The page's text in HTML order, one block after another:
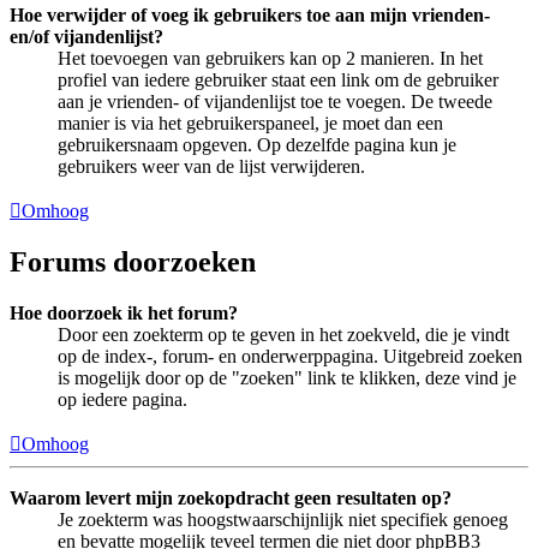
Hoe verwijder of voeg ik gebruikers toe aan mijn vrienden-
en/of vijandenlijst?
Het toevoegen van gebruikers kan op 2 manieren. In het
profiel van iedere gebruiker staat een link om de gebruiker
aan je vrienden- of vijandenlijst toe te voegen. De tweede
manier is via het gebruikerspaneel, je moet dan een
gebruikersnaam opgeven. Op dezelfde pagina kun je
gebruikers weer van de lijst verwijderen.
Omhoog
Forums doorzoeken
Hoe doorzoek ik het forum?
Door een zoekterm op te geven in het zoekveld, die je vindt
op de index-, forum- en onderwerppagina. Uitgebreid zoeken
is mogelijk door op de "zoeken" link te klikken, deze vind je
op iedere pagina.
Omhoog
Waarom levert mijn zoekopdracht geen resultaten op?
Je zoekterm was hoogstwaarschijnlijk niet specifiek genoeg
en bevatte mogelijk teveel termen die niet door phpBB3